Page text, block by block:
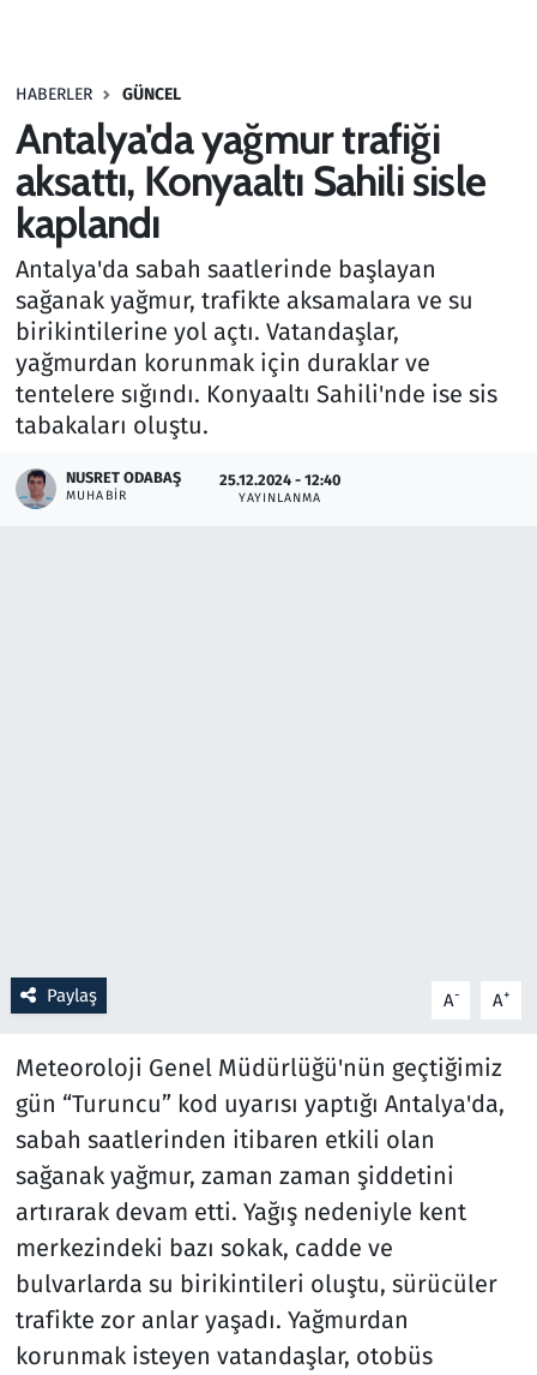
HABERLER GÜNCEL
Antalya'da yağmur trafiği
aksattı, Konyaaltı Sahili sisle
kaplandı
Antalya'da sabah saatlerinde başlayan
sağanak yağmur, trafikte aksamalara ve su
birikintilerine yol açtı. Vatandaşlar,
yağmurdan korunmak için duraklar ve
tentelere sığındı. Konyaaltı Sahili'nde ise sis
tabakaları oluştu.
NUSRET ODABAŞ
MUHABIR
25.12.2024 - 12:40
YAYINLANMA
Paylaş A- A+
Meteoroloji Genel Müdürlüğü'nün geçtiğimiz
gün “Turuncu” kod uyarısı yaptığı Antalya'da,
sabah saatlerinden itibaren etkili olan
sağanak yağmur, zaman zaman şiddetini
artırarak devam etti. Yağış nedeniyle kent
merkezindeki bazı sokak, cadde ve
bulvarlarda su birikintileri oluştu, sürücüler
trafikte zor anlar yaşadı. Yağmurdan
korunmak isteyen vatandaşlar, otobüs
Haber
Kültür Sanat
Kurumsal Haberler
Lezzet Durağı
Memur ve Kamu
Otomobil
Oyun